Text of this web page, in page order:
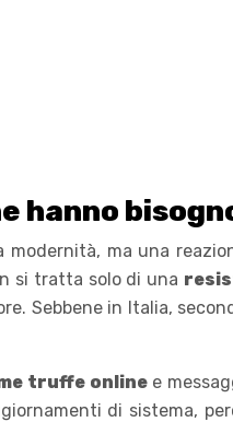
hanno
ma una
si tratta solo di una
Sebbene in Italia,
truffe onlinee
di sistema,